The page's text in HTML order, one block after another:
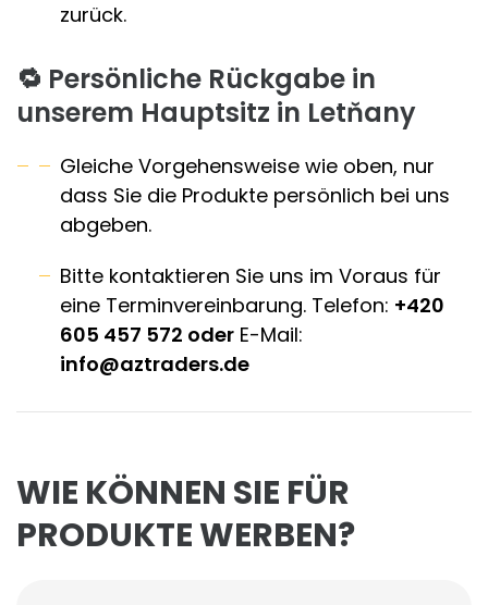
zurück.
🔁 Persönliche Rückgabe in
unserem Hauptsitz in Letňany
Gleiche Vorgehensweise wie oben, nur
dass Sie die Produkte persönlich bei uns
abgeben.
Bitte kontaktieren Sie uns im Voraus für
eine Terminvereinbarung. Telefon: +420
605 457 572 oder E-Mail:
info@aztraders.de
WIE KÖNNEN SIE FÜR
PRODUKTE WERBEN?